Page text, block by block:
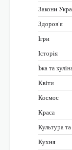
Закони
Здоров'я
Ігри
Історія
Їжа та
Квіти
Космос
Краса
Культура
Кухня